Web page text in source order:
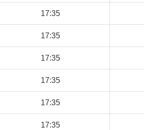
17:35
17:35
17:35
17:35
17:35
17:35